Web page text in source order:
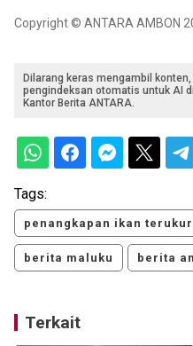
Copyright © ANTARA AMBON
Dilarang keras mengambil
pengindeksan otomatis untuk AI
Kantor Berita ANTARA.
Tags:
penangkapan ikan
berita maluku berita
Terkait